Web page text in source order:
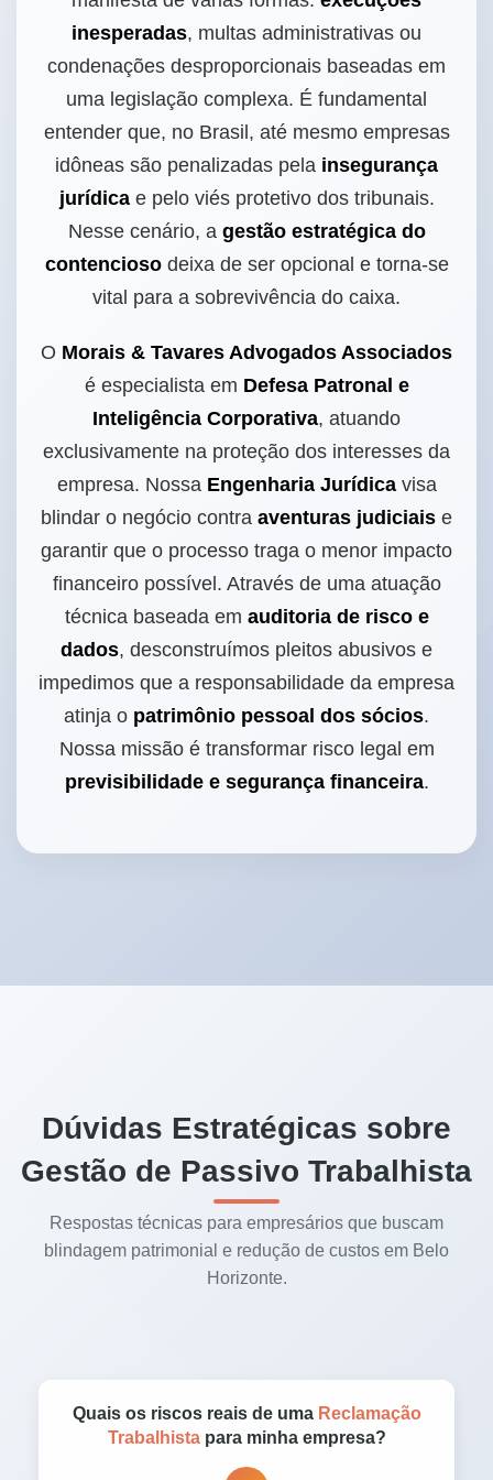
inesperadas, multas administrativas ou
condenações desproporcionais baseadas em
uma legislação complexa. É fundamental
entender que, no Brasil, até mesmo empresas
idôneas são penalizadas pela insegurança
jurídicae pelo viés protetivo dos tribunais.
Nesse cenário, a gestão estratégica do
contenciosodeixa de ser opcional e torna-se
vital para a sobrevivência do caixa.
O Morais & Tavares Advogados Associados
é especialista em Defesa Patronal e
Inteligência Corporativa, atuando
exclusivamente na proteção dos interesses da
empresa. Nossa Engenharia Jurídicavisa
blindar o negócio contra aventuras judiciais e
garantir que o processo traga o menor impacto
financeiro possível. Através de uma atuação
técnica baseada em auditoria de risco e
dados, desconstruímos pleitos abusivos e
impedimos que a responsabilidade da empresa
atinja o patrimônio pessoal dos sócios.
Nossa missão é transformar risco legal em
previsibilidade e segurança financeira.
Dúvidas Estratégicas sobre
Gestão de Passivo Trabalhista
Respostas técnicas para empresários que buscam
blindagem patrimonial e redução de custos em Belo
Horizonte.
Quais os riscos reais de uma Reclamação
Trabalhistapara minha empresa?